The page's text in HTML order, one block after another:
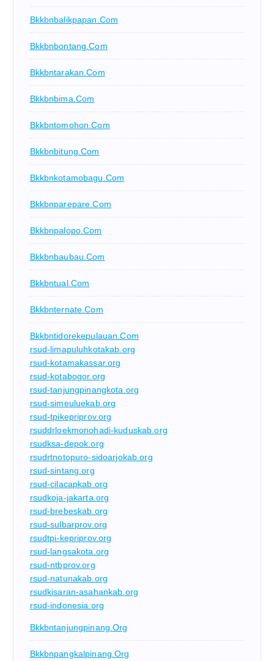
Bkkbnbalikpapan.com
Bkkbnbontang.com
Bkkbntarakan.com
Bkkbnbima.com
Bkkbntomohon.com
Bkkbnbitung.com
Bkkbnkotamobagu.com
Bkkbnparepare.com
Bkkbnpalopo.com
Bkkbnbaubau.com
Bkkbntual.com
Bkkbnternate.com
Bkkbntidorekepulauan.com
rsud-limapuluhkotakab.org
rsud-kotamakassar.org
rsud-kotabogor.org
rsud-tanjungpinangkota.org
rsud-simeuluekab.org
rsud-tpikepriprov.org
rsuddrloekmonohadi-kuduskab.org
rsudksa-depok.org
rsudrtnotopuro-sidoarjokab.org
rsud-sintang.org
rsud-cilacapkab.org
rsudkoja-jakarta.org
rsud-brebeskab.org
rsud-sulbarprov.org
rsudtpi-kepriprov.org
rsud-langsakota.org
rsud-ntbprov.org
rsud-natunakab.org
rsudkisaran-asahankab.org
rsud-indonesia.org
Bkkbntanjungpinang.org
Bkkbnpangkalpinang.org